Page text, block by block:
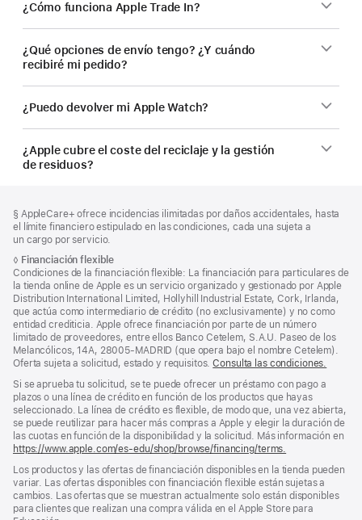
¿Cómo funciona Apple Trade In?
¿Qué opciones de envío tengo? ¿Y cuándo
recibiré mi pedido?
¿Puedo devolver mi Apple Watch?
¿Apple cubre el coste del reciclaje y la gestión
de residuos?
a
pie
de
página
al
pie
Nota
a
pie
página
§ AppleCare+ ofrece incidencias ilimitadas por daños accidentales, hasta
el límite financiero estipulado en las condiciones, cada una sujeta a
un cargo por servicio.
Nota
a
pie
de
página
◊ Financiación flexible
Condiciones de la financiación flexible: La financiación para particulares de
la tienda online de Apple es un servicio organizado y gestionado por Apple
Distribution International Limited, Hollyhill Industrial Estate, Cork, Irlanda,
que actúa como intermediario de crédito (no exclusivamente) y no como
entidad crediticia. Apple ofrece financiación por parte de un número
limitado de proveedores, entre ellos Banco Cetelem, S.A.U. Paseo de los
Melancólicos, 14A, 28005-MADRID (que opera bajo el nombre Cetelem).
Oferta sujeta a solicitud, estado y requisitos.Consulta las condiciones.
Si se aprueba tu solicitud, se te puede ofrecer un préstamo con pago a
plazos o una línea de crédito en función de los productos que hayas
seleccionado. La línea de crédito es flexible, de modo que, una vez abierta,
se puede reutilizar para hacer más compras a Apple y elegir la duración de
las cuotas en función de la disponibilidad y la solicitud. Más información en
https://www.apple.com/es-edu/shop/browse/financing/terms.
Los productos y las ofertas de financiación disponibles en la tienda pueden
variar. Las ofertas disponibles con financiación flexible están sujetas a
cambios. Las ofertas que se muestran actualmente solo están disponibles
para clientes que realizan una compra válida en el Apple Store para